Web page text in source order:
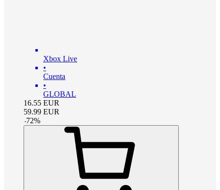
Xbox Live
•
Cuenta
•
GLOBAL
16.55 EUR
59.99 EUR
-72%